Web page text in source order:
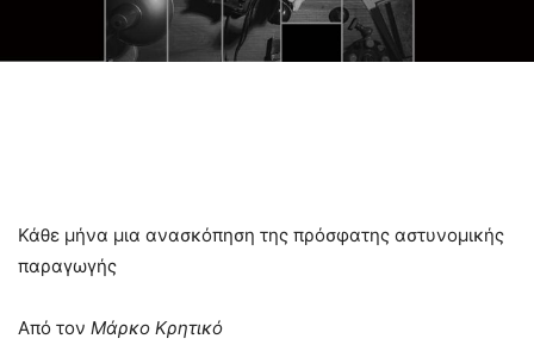
Κάθε μήνα μια ανασκόπηση της πρόσφατης αστυνομικής
παραγωγής
Από τον Μάρκο Κρητικό